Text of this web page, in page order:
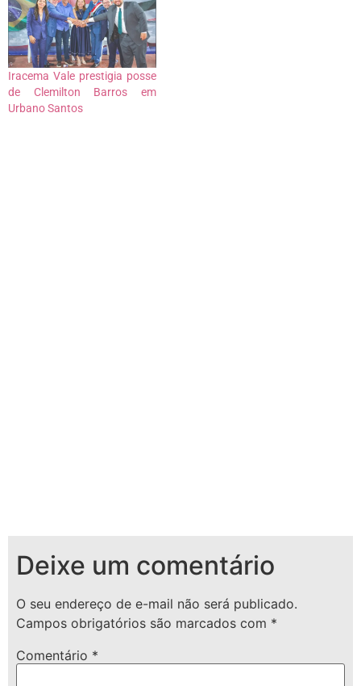
Iracema Vale prestigia posse
de Clemilton Barros em
Urbano Santos
Deixe um comentário
O seu endereço de e-mail não será publicado.
Campos obrigatórios são marcados com *
Comentário *